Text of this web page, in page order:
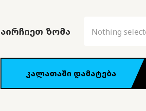
ᲐᲘᲠᲩᲘᲔᲗ ᲖᲝᲛᲐ Nothing
კალათაში დამატება